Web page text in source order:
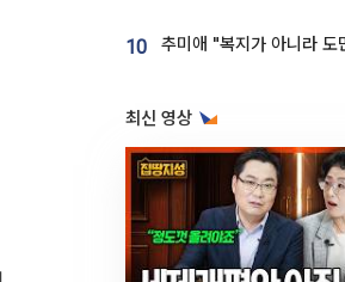
10
최신 영상